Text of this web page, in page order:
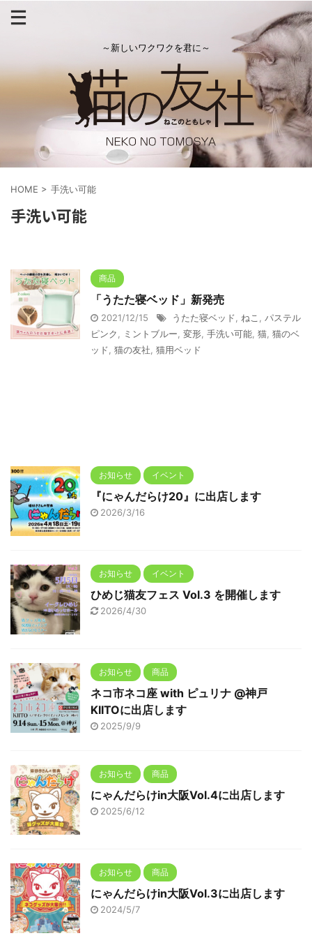
～新しいワクワクを君に～
HOME > 手洗い可能
手洗い可能
商品
「うたた寝ベッド」新発売
2021/12/15 うたた寝ベッド ねこ
パステル
ピンク
ミントブルー 変形 手洗い可能 猫 猫のベ
ッド 猫の友社 猫用ベッド
お知らせ イベント
『にゃんだらけ20』に出店します
2026/3/16
お知らせ イベント
ひめじ猫友フェス Vol.3 を開催します
2026/4/30
お知らせ 商品
ネコ市ネコ座 with ピュリナ @神戸
KIITOに出店します
2025/9/9
お知らせ 商品
にゃんだらけin大阪Vol.4に出店します
2025/6/12
お知らせ 商品
にゃんだらけin大阪Vol.3に出店します
2024/5/7